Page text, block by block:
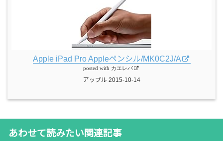
Apple iPad Pro Appleペンシル/MK0C2J/A
posted with カエレバ
アップル 2015-10-14
あわせて読みたい関連記事